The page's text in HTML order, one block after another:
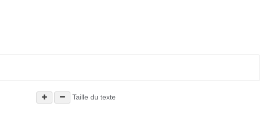
Taille du texte